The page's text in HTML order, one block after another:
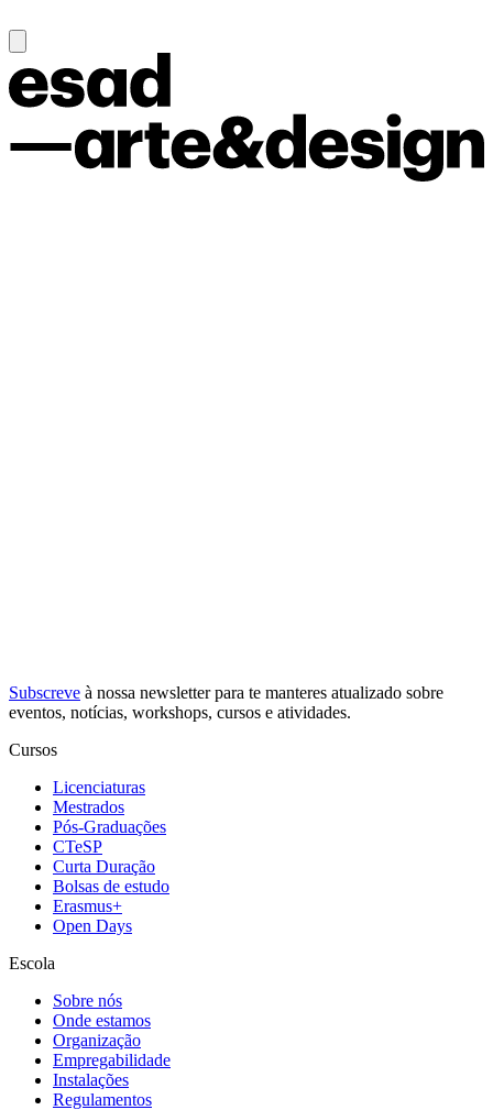
Subscreve à nossa newsletterpara te manteres atualizado sobre
eventos, notícias, workshops, cursos e atividades.
Cursos
Licenciaturas
Mestrados
Pós-Graduações
CTeSP
Curta Duração
Bolsas de estudo
Erasmus+
Open Days
Escola
Sobre nós
Onde estamos
Organização
Empregabilidade
Instalações
Regulamentos